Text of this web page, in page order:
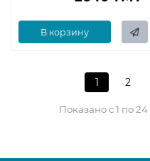
В корзину
1 2
Показано с 1 по